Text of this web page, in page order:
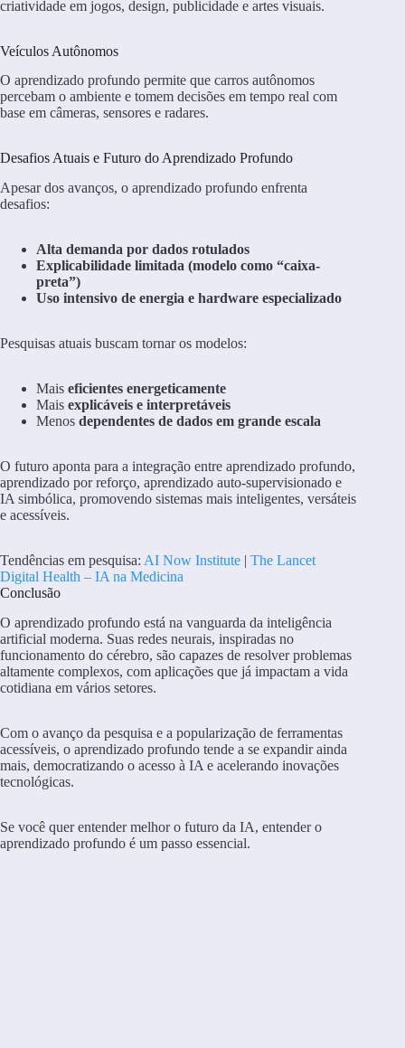
criatividade em jogos, design, publicidade e artes visuais.
Veículos Autônomos
O aprendizado profundo permite que carros autônomos
percebam o ambiente e tomem decisões em tempo real com
base em câmeras, sensores e radares.
Desafios Atuais e Futuro do Aprendizado Profundo
Apesar dos avanços, o aprendizado profundo enfrenta
desafios:
Alta demanda por dados rotulados
Explicabilidade limitada (modelo como “caixa-
preta”)
Uso intensivo de energia e hardware especializado
Pesquisas atuais buscam tornar os modelos:
Mais eficientes energeticamente
Mais explicáveis e interpretáveis
Menos dependentes de dados em grande escala
O futuro aponta para a integração entre aprendizado profundo,
aprendizado por reforço, aprendizado auto-supervisionado e
IA simbólica, promovendo sistemas mais inteligentes, versáteis
e acessíveis.
Tendências em pesquisa: AI Now Institute | The Lancet
Digital Health – IA na Medicina
Conclusão
O aprendizado profundo está na vanguarda da inteligência
artificial moderna. Suas redes neurais, inspiradas no
funcionamento do cérebro, são capazes de resolver problemas
altamente complexos, com aplicações que já impactam a vida
cotidiana em vários setores.
Com o avanço da pesquisa e a popularização de ferramentas
acessíveis, o aprendizado profundo tende a se expandir ainda
mais, democratizando o acesso à IA e acelerando inovações
tecnológicas.
Se você quer entender melhor o futuro da IA, entender o
aprendizado profundo é um passo essencial.